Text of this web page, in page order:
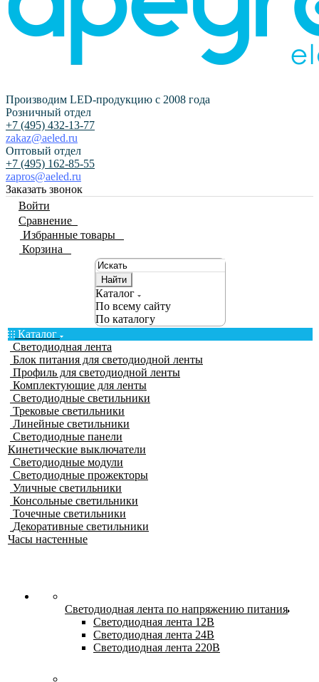
Производим LED-продукцию с 2008 года
Розничный отдел
+7 (495) 432-13-77
zakaz@aeled.ru
Оптовый отдел
+7 (495) 162-85-55
zapros@aeled.ru
Заказать звонок
Войти
Сравнение
Избранные товары
Корзина
Найти
Каталог
По всему сайту
По каталогу
Каталог
Светодиодная лента
Блок питания для светодиодной ленты
Профиль для светодиодной ленты
Комплектующие для ленты
Светодиодные светильники
Трековые светильники
Линейные светильники
Светодиодные панели
Кинетические выключатели
Светодиодные модули
Светодиодные прожекторы
Уличные светильники
Консольные светильники
Точечные светильники
Декоративные светильники
Часы настенные
Светодиодная лента по напряжению питания
Светодиодная лента 12В
Светодиодная лента 24В
Светодиодная лента 220В